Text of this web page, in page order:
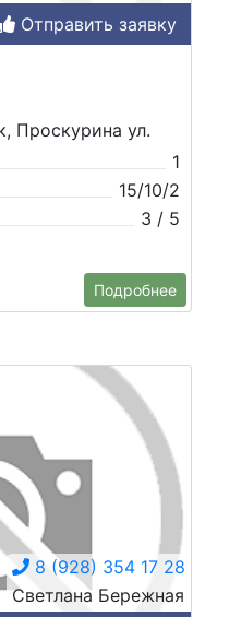
Отправить заявку
Проскурина ул.
1
15/10/2
3 / 5
Подробнее
8 (928) 354 17 28
Светлана Бережная